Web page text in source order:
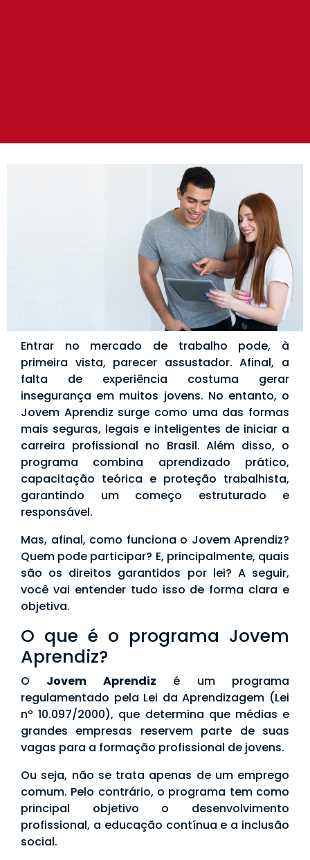
Entrar no mercado de trabalho pode, à
primeira vista, parecer assustador. Afinal, a
falta de experiência costuma gerar
insegurança em muitos jovens. No entanto, o
Jovem Aprendiz surge como uma das formas
mais seguras, legais e inteligentes de iniciar a
carreira profissional no Brasil. Além disso, o
programa combina aprendizado prático,
capacitação teórica e proteção trabalhista,
garantindo um começo estruturado e
responsável.
Mas, afinal, como funciona o Jovem Aprendiz?
Quem pode participar? E, principalmente, quais
são os direitos garantidos por lei? A seguir,
você vai entender tudo isso de forma clara e
objetiva.
O que é o programa Jovem
Aprendiz?
O Jovem Aprendiz é um programa
regulamentado pela Lei da Aprendizagem (Lei
nº 10.097/2000), que determina que médias e
grandes empresas reservem parte de suas
vagas para a formação profissional de jovens.
Ou seja, não se trata apenas de um emprego
comum. Pelo contrário, o programa tem como
principal objetivo o desenvolvimento
profissional, a educação contínua e a inclusão
social.